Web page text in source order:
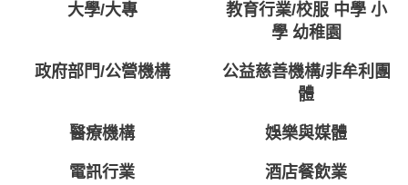
大學/大專
教育行業/校服 中學 小
學 幼稚園
政府部門/公營機構
公益慈善機構/非牟利團
體
醫療機構 娛樂與媒體
電訊行業 酒店餐飲業